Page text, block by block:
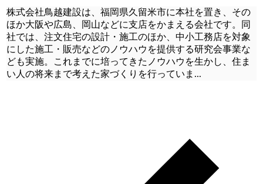
株式会社鳥越建設は、福岡県久留米市に本社を置き、その
ほか大阪や広島、岡山などに支店をかまえる会社です。同
社では、注文住宅の設計・施工のほか、中小工務店を対象
にした施工・販売などのノウハウを提供する研究会事業な
ども実施。これまでに培ってきたノウハウを生かし、住ま
い人の将来まで考えた家づくりを行っていま ...